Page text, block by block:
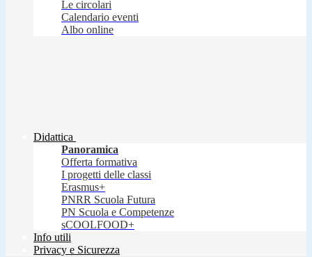
Le circolari
Calendario eventi
Albo online
Didattica
Panoramica
Offerta formativa
I progetti delle classi
Erasmus+
PNRR Scuola Futura
PN Scuola e Competenze
sCOOLFOOD+
Info utili
Privacy e Sicurezza